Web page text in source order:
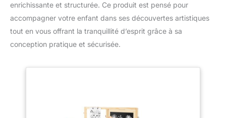
enrichissante et structurée. Ce produit est pensé pour
accompagner votre enfant dans ses découvertes artistiques
tout en vous offrant la tranquillité d’esprit grâce à sa
conception pratique et sécurisée.